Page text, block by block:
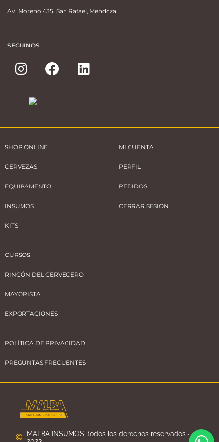
Av. Moreno 435, San Rafael, Mendoza.
SEGUINOS
SHOP ONLINE
CERVEZAS
EQUIPAMENTO
INSUMOS
KITS
MI CUENTA
PERFIL
PEDIDOS
CERRAR SESION
CURSOS
RINCÓN DEL CERVECERO
MAYORISTA
EXPORTACIONES
POLÍTICA DE PRIVACIDAD
PREGUNTAS FRECUENTES
MALBA INSUMOS, todos los derechos reservados ·
2023